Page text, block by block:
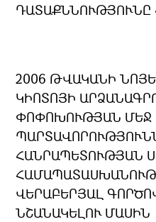
ԴԱՏԱՔՆՆՈՒԹՅՈՒՆԸ
2006 ԹՎԱԿԱՆԻ
ԿԻՈՏՈՅԻ
ՓՈՓՈԽՈՒԹՅԱՆ ՄԵՋ
ՀԱՆՐԱՊԵՏՈՒԹՅԱՆ
ՎԵՐԱԲԵՐՅԱԼ
ՆՇԱՆԱԿԵԼՈՒ ՄԱՍԻՆ